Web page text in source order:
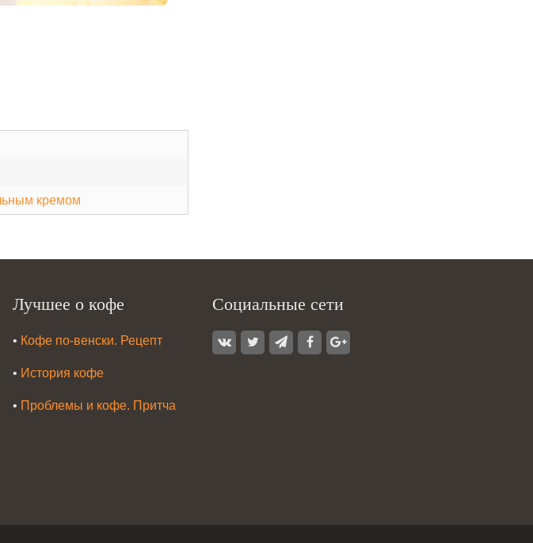
кремом
Лучшее о кофе
• Кофе по-венски. Рецепт
• История кофе
• Проблемы и кофе. Притча
Социальные сети